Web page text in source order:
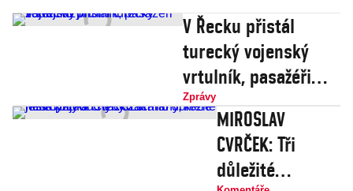
V Řecku přistál
turecký vojenský
vrtulník, pasažéři
žádají azyl
Zprávy
MIROSLAV
CVRČEK: Tři
důležité